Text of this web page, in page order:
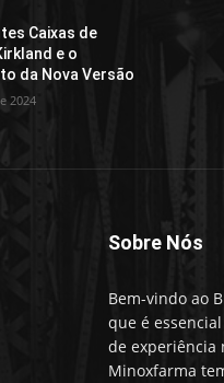
Caixas de
e o
da Nova Versão
2024
Sobre Nós
Bem-vindo ao
que é
de experiência
Minoxfarma